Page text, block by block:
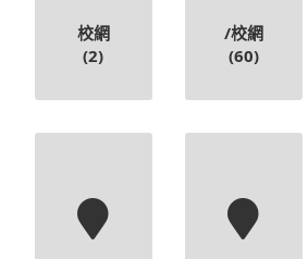
校網
(2)
/校網
(60)